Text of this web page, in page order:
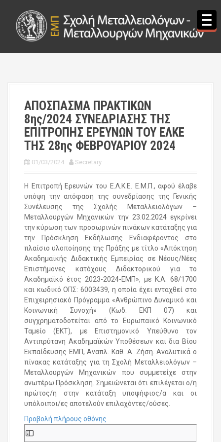
ΑΠΟΣΠΑΣΜΑ ΠΡΑΚΤΙΚΩΝ
8ης/2024 ΣΥΝΕΔΡΙΑΣΗΣ ΤΗΣ
ΕΠΙΤΡΟΠΗΣ ΕΡΕΥΝΩΝ ΤΟΥ ΕΛΚΕ
ΤΗΣ 28ης ΦΕΒΡΟΥΑΡΙΟΥ 2024
01/03/2024 Secretary
Η Επιτροπή Ερευνών του Ε.Λ.Κ.Ε. Ε.Μ.Π., αφού έλαβε
υπόψη την απόφαση της συνεδρίασης της Γενικής
Συνέλευσης της Σχολής Μεταλλειολόγων –
Μεταλλουργών Μηχανικών την 23.02.2024 εγκρίνει
την κύρωση των προσωρινών πινάκων κατάταξης για
την Πρόσκληση Εκδήλωσης Ενδιαφέροντος στο
πλαίσιο υλοποίησης της Πράξης με τίτλο «Απόκτηση
Ακαδημαϊκής Διδακτικής Εμπειρίας σε Νέους/Νέες
Επιστήμονες κατόχους Διδακτορικού για το
Ακαδημαϊκό έτος 2023-2024-ΕΜΠ», με Κ.Α. 68/1700
και κωδικό ΟΠΣ: 6003439, η οποία έχει ενταχθεί στο
Επιχειρησιακό Πρόγραμμα «Ανθρώπινο Δυναμικό και
Κοινωνική Συνοχή» (Κωδ. ΕΚΠ 07) και
συγχρηματοδοτείται από το Ευρωπαϊκό Κοινωνικό
Ταμείο (ΕΚΤ), με Επιστημονικό Υπεύθυνο τον
Αντιπρύτανη Ακαδημαϊκών Υποθέσεων και δια Βίου
Εκπαίδευσης ΕΜΠ, Αναπλ. Καθ. Α. Ζήση. Αναλυτικά ο
πίνακας κατάταξης για τη Σχολή Μεταλλειολόγων –
Μεταλλουργών Μηχανικών που συμμετείχε στην
ανωτέρω Πρόσκληση. Σημειώνεται ότι επιλέγεται ο/η
πρώτος/η στην κατάταξη υποψήφιος/α και οι
υπόλοιποι/ες αποτελούν επιλαχόντες/ούσες.
Προβολή πλήρους οθόνης
S
k